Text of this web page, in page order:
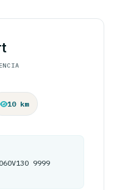
10 km
9999